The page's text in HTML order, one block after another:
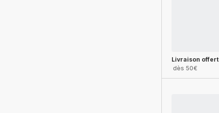
Livraison
dès 50€